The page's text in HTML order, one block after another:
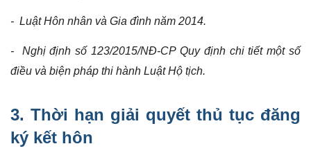
- Luật Hôn nhân và Gia đình năm 2014.
- Nghị định số 123/2015/NĐ-CP Quy định chi tiết một số
điều và biện pháp thi hành Luật Hộ tịch.
3. Thời hạn giải quyết thủ tục đăng
ký kết hôn